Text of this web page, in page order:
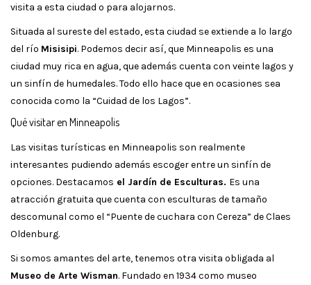
visita a esta ciudad o para alojarnos.
Situada al sureste del estado, esta ciudad se extiende a lo largo
del río Misisipi. Podemos decir así, que Minneapolis es una
ciudad muy rica en agua, que además cuenta con veinte lagos y
un sinfín de humedales. Todo ello hace que en ocasiones sea
conocida como la “Cuidad de los Lagos”.
Qué visitar en Minneapolis
Las visitas turísticas en Minneapolis son realmente
interesantes pudiendo además escoger entre un sinfín de
opciones. Destacamos el Jardín de Esculturas. Es una
atracción gratuita que cuenta con esculturas de tamaño
descomunal como el “Puente de cuchara con Cereza” de Claes
Oldenburg.
Si somos amantes del arte, tenemos otra visita obligada al
Museo de Arte Wisman. Fundado en 1934 como museo